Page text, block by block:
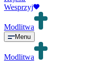
Wesprzyj
Modlitwa
Menu
Modlitwa